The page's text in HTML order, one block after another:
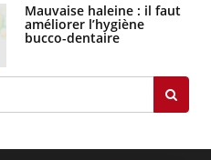
Mauvaise haleine : il faut
améliorer l’hygiène
bucco-dentaire